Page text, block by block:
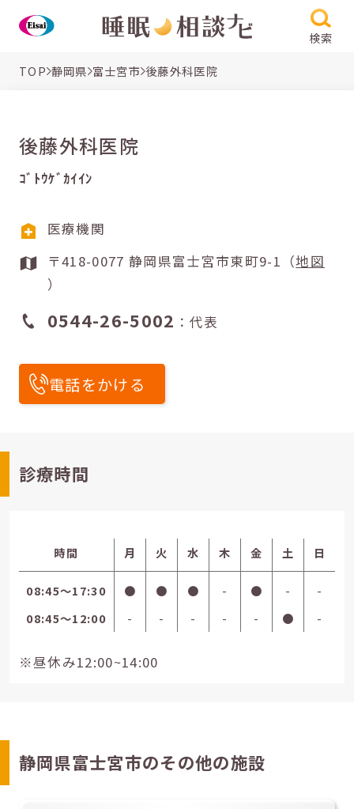
検索
TOP 静岡県 富士宮市 後藤外科医院
後藤外科医院
ｺﾞﾄｳｹﾞｶｲｲﾝ
医療機関
〒418-0077 静岡県富士宮市東町9-1（地図
）
0544-26-5002 ：代表
電話をかける
診療時間
時間 月 火 水 木 金 土 日
08:45〜17:30 ● ● ● - ● -
-
08:45〜12:00
- - - - - ● -
※昼休み12:00~14:00
静岡県富士宮市のその他の施設